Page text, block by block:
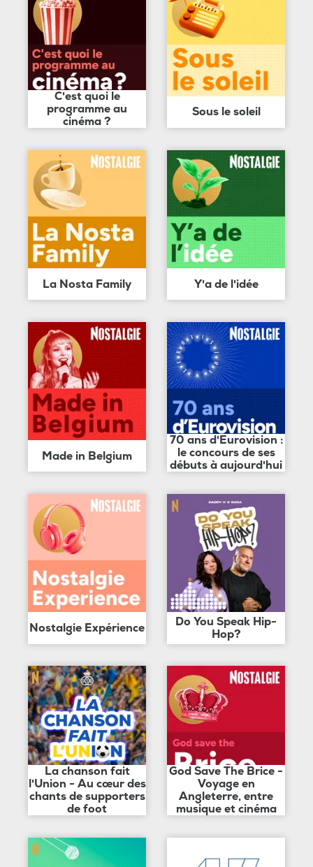
C'est quoi le
programme au
cinéma ?
Sous le soleil
La Nosta Family Y'a de l'idée
Made in Belgium
70 ans d'Eurovision :
le concours de ses
débuts à aujourd'hui
Nostalgie Expérience
Do You Speak Hip-
Hop?
La chanson fait
l'Union - Au cœur des
chants de supporters
de foot
God Save The Brice -
Voyage en
Angleterre, entre
musique et cinéma